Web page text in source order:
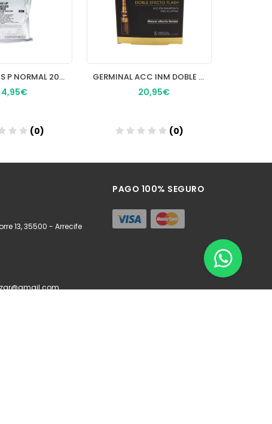
COMODYNES P NORMAL 20+8 UN BLANCA
4,95€
(0)
GERMINAL ACC INM DOBLE EFECT5U
20,95€
(0)
13, 35500 - Arrecife
PAGO 100% SEGURO